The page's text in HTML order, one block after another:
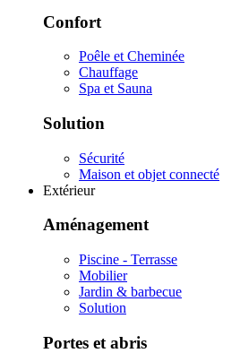
Confort
Poêle et Cheminée
Chauffage
Spa et Sauna
Solution
Sécurité
Maison et objet connecté
Extérieur
Aménagement
Piscine - Terrasse
Mobilier
Jardin & barbecue
Solution
Portes et abris